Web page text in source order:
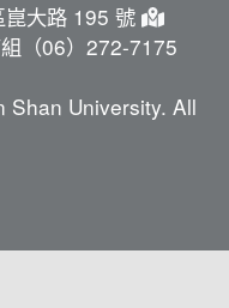
大路 195 號
（06）272-7175
University. All